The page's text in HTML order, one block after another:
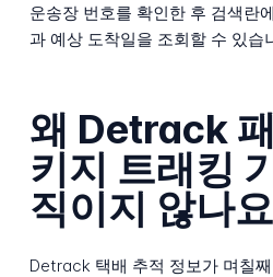
운송장 번호를 확인한 후 검색란
과 예상 도착일을 조회할 수 있습
왜 Detrack
키지 트래킹
직이지 않나
Detrack 택배 추적 정보가 며칠